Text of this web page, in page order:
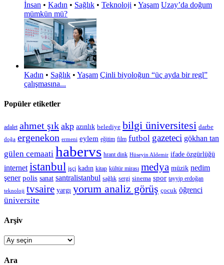
İnsan • Kadın • Sağlık • Teknoloji • Yaşam Uzay’da doğum
mümkün mü?
Kadın • Sağlık • Yaşam Çinli biyoloğun “üç ayda bir regl”
çalışmasına...
Popüler etiketler
adalet ahmet şık akp azınlık belediye bilgi üniversitesi darbe
doğa ergenekon ermeni eylem eğitim film futbol gazeteci gökhan tan
gülen cemaati habervs hrant dink Hüseyin Aldemir ifade özgürlüğü
internet istanbul işçi kadın kitap kültür mirası medya müzik nedim
şener polis sanat santralistanbul sağlık sergi sinema spor tayyip erdoğan
teknoloji tvsaire yargı yorum analiz görüş çocuk öğrenci
üniversite
Arşiv
Arşiv
Ara